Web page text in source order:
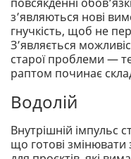
з’являються нові
гнучкість, щоб не
З’являється
старої проблеми —
раптом починає
Водолій
Внутрішній імпульс
що готові змінювати